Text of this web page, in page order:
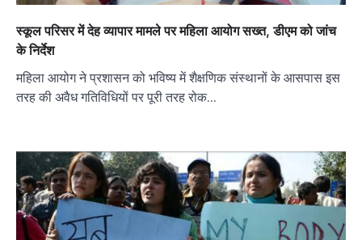
स्कूल परिसर में देह व्यापार मामले पर महिला आयोग सख्त, डीएम को जांच
के निर्देश
महिला आयोग ने प्रशासन को भविष्य में शैक्षणिक संस्थानों के आसपास इस
तरह की अवैध गतिविधियों पर पूरी तरह रोक…